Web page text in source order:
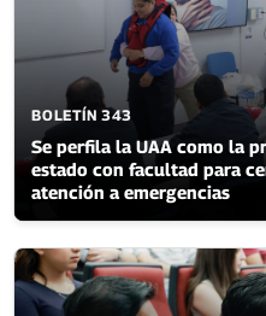
BOLETÍN 343
Se perfila la UAA como la
estado con facultad para
atención a emergencias